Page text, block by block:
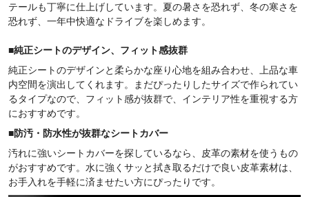
テールも丁寧に仕上げしています。夏の暑さを恐れず、冬の寒さを
恐れず、一年中快適なドライブを楽しめます。
■純正シートのデザイン、フィット感抜群
純正シートのデザインと柔らかな座り心地を組み合わせ、上品な車
内空間を演出してくれます。まだぴったりしたサイズで作られてい
るタイプなので、フィット感が抜群で、インテリア性を重視する方
におすすめです。
■防汚・防水性が抜群なシートカバー
汚れに強いシートカバーを探しているなら、皮革の素材を使うもの
がおすすめです。水に強くサッと拭き取るだけで良い皮革素材は、
お手入れを手軽に済ませたい方にぴったりです。